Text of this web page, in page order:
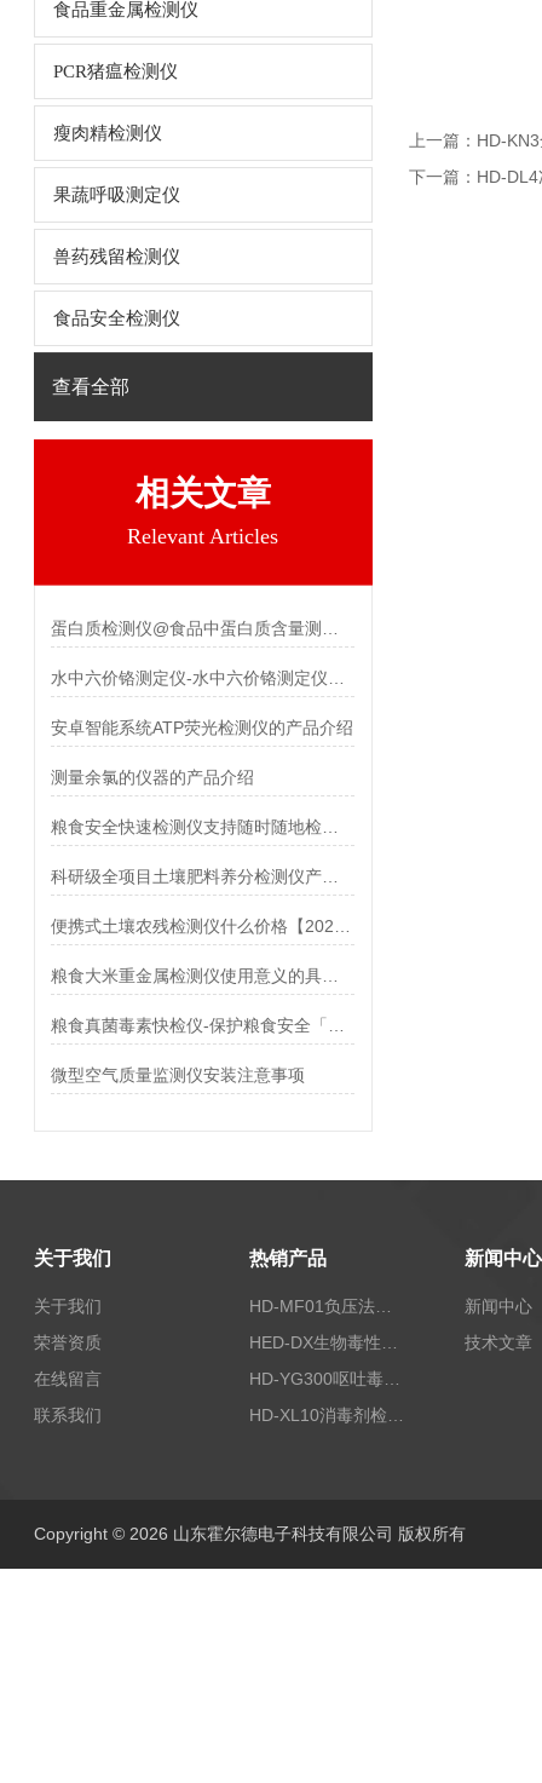
食品重金属检测仪
PCR猪瘟检测仪
瘦肉精检测仪
果蔬呼吸测定仪
兽药残留检测仪
食品安全检测仪
查看全部
相关文章
Relevant Articles
安卓智能系统ATP荧光检测仪的产品介绍
测量余氯的仪器的产品介绍
微型空气质量监测仪安装注意事项
上一篇： HD-
下一篇： HD-
关于我们
关于我们
荣誉资质
在线留言
联系我们
热销产品
HD-MF01负压法密封性测试仪
新闻中心
新闻中心
技术文章
Copyright © 2026 山东霍尔德电子科技有限公司 版权所有